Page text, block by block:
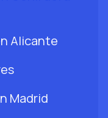
Alicante
Madrid